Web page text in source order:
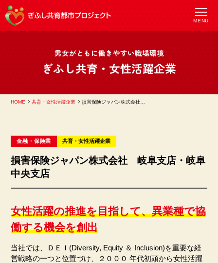
男女がともに働きやすい職場環境
ぎふし共育・女性活躍企業
HOME 共育・女性活躍企業 損害保険ジャパン株式会社 岐阜支店・岐阜中央支店
金融・保険業 共育 女性活躍企業
損害保険ジャパン株式会社 岐阜支店・岐阜
中央支店
女性活躍の推進を目指して、異業種で協
働する機会を創出
当社では、ＤＥＩ (Diversity, Equity ＆ Inclusion)を重要な経
営戦略の一つと位置づけ、２０００ 年代初頭から女性活躍
MENU